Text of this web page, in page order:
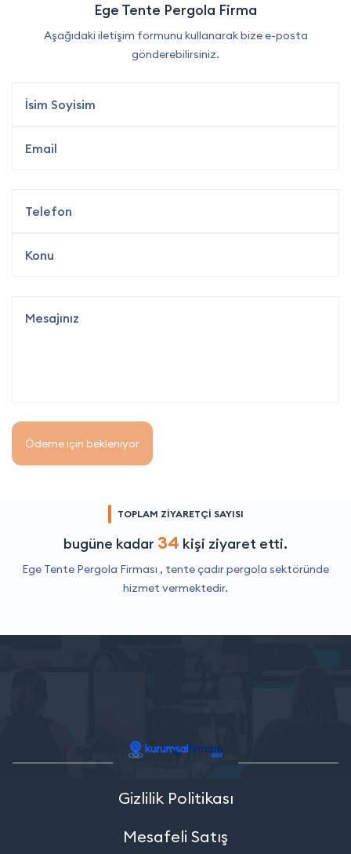
Ege Tente Pergola Firma
Aşağıdaki iletişim formunu kullanarak bize e-posta
gönderebilirsiniz.
Ödeme için bekleniyor
TOPLAM ZİYARETÇİ SAYISI
bugüne kadar 34 kişi ziyaret etti.
Ege Tente Pergola Firması , tente çadır pergola sektöründe
hizmet vermektedir.
Gizlilik Politikası
Mesafeli Satış